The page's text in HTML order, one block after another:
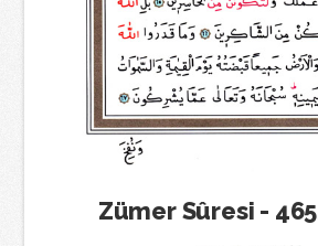
Zümer Sûresi -